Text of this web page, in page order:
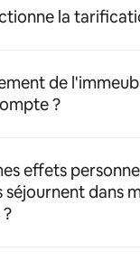
la
de
?
effets
dans